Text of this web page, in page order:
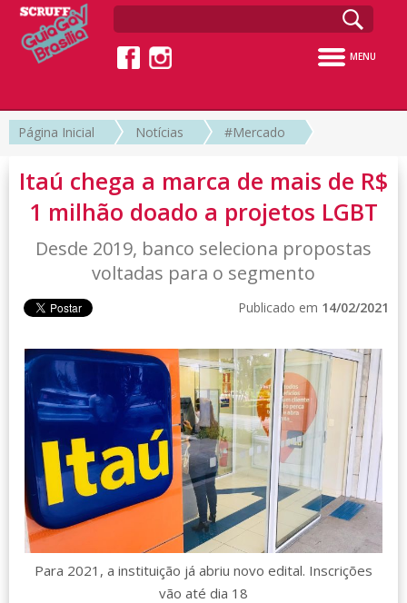
MENU
Página Inicial Notícias #Mercado
Itaú chega a marca de mais de R$
1 milhão doado a projetos LGBT
Desde 2019, banco seleciona propostas
voltadas para o segmento
Publicado em 14/02/2021
Para 2021, a instituição já abriu novo edital. Inscrições
vão até dia 18